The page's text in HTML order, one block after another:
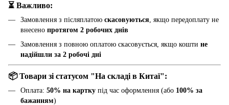
⏳ Важливо:
Замовлення з післяплатою скасовуються, якщо передоплату не
внесено протягом 2 робочих днів
Замовлення з повною оплатою скасовується, якщо кошти не
надійшли за 2 робочі дні
📦 Товари зі статусом "На складі в Китаї":
Оплата: 50% на картку під час оформлення (або 100% за
бажанням)